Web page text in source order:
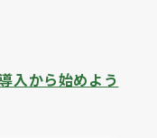
入から始めよう